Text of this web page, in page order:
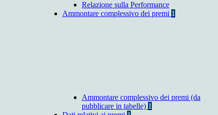
Relazione sulla Performance
Ammontare complessivo dei premi 1
Ammontare complessivo dei premi (da
pubblicare in tabelle) 1